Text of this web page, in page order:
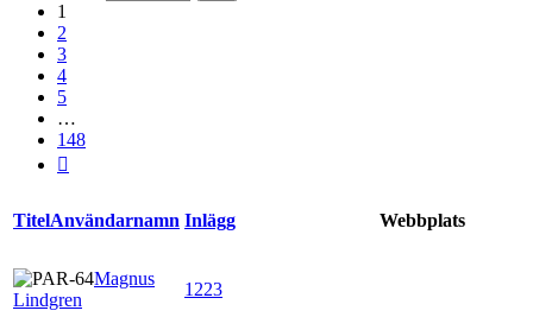
1
2
3
4
5
…
148
TitelAnvändarnamn Inlägg Webbplats
Magnus
Lindgren
1223